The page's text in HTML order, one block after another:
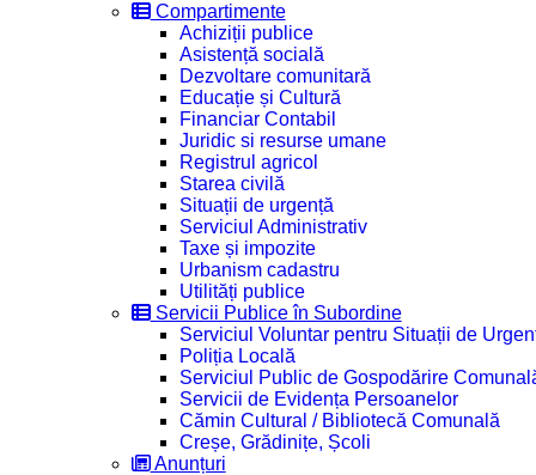
Compartimente
Achiziții publice
Asistență socială
Dezvoltare comunitară
Educație și Cultură
Financiar Contabil
Juridic si resurse umane
Registrul agricol
Starea civilă
Situații de urgență
Serviciul Administrativ
Taxe și impozite
Urbanism cadastru
Utilități publice
Servicii Publice în Subordine
Serviciul Voluntar pentru Situații de
Poliția Locală
Serviciul Public de Gospodărire
Servicii de Evidența Persoanelor
Cămin Cultural / Bibliotecă Comunală
Creșe, Grădinițe, Școli
Anunțuri